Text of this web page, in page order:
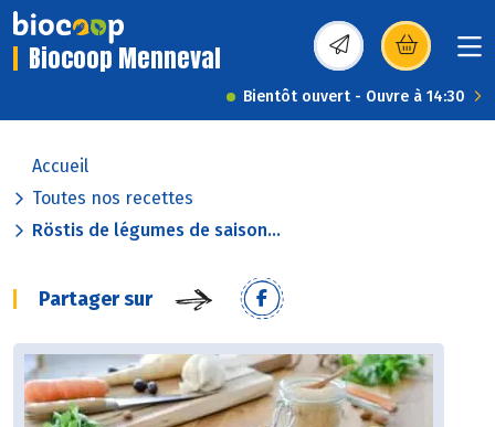
Biocoop Menneval (s’ouvre dans une
Bientôt ouvert - Ouvre à 14:30
Accueil
Toutes nos recettes
Röstis de légumes de saison...
Partager sur